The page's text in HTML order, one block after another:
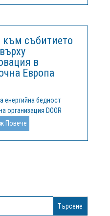
изследвания,
към събитието
в
Европа
енергийна бедност
организация DOOR
за експерти в рамките на
онлайн на 30
ще събере политици,
Повече